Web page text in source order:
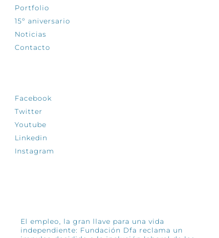
Portfolio
15º aniversario
Noticias
Contacto
Facebook
Twitter
Youtube
Linkedin
Instagram
El empleo, la gran llave para una vida
independiente: Fundación Dfa reclama un